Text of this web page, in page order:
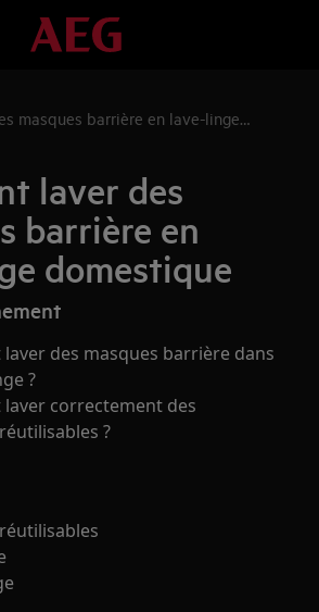
masques barrière en lave-linge
laver des
barrière en
domestique
des masques barrière dans
?
laver correctement des
?